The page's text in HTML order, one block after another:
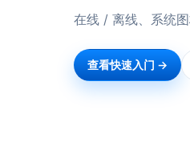
在线 / 离线、系统
查看快速入门 →